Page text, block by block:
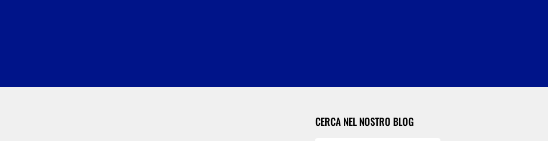
CERCA NEL NOSTRO BLOG